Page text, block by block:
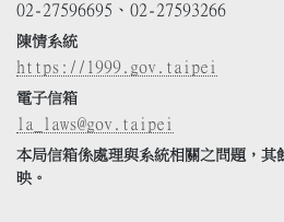
02-27596695、02-27593266
陳情系統
https://1999.gov.taipei
電子信箱
la_laws@gov.taipei
本局信箱係處理與系統相關之問題，其
映。